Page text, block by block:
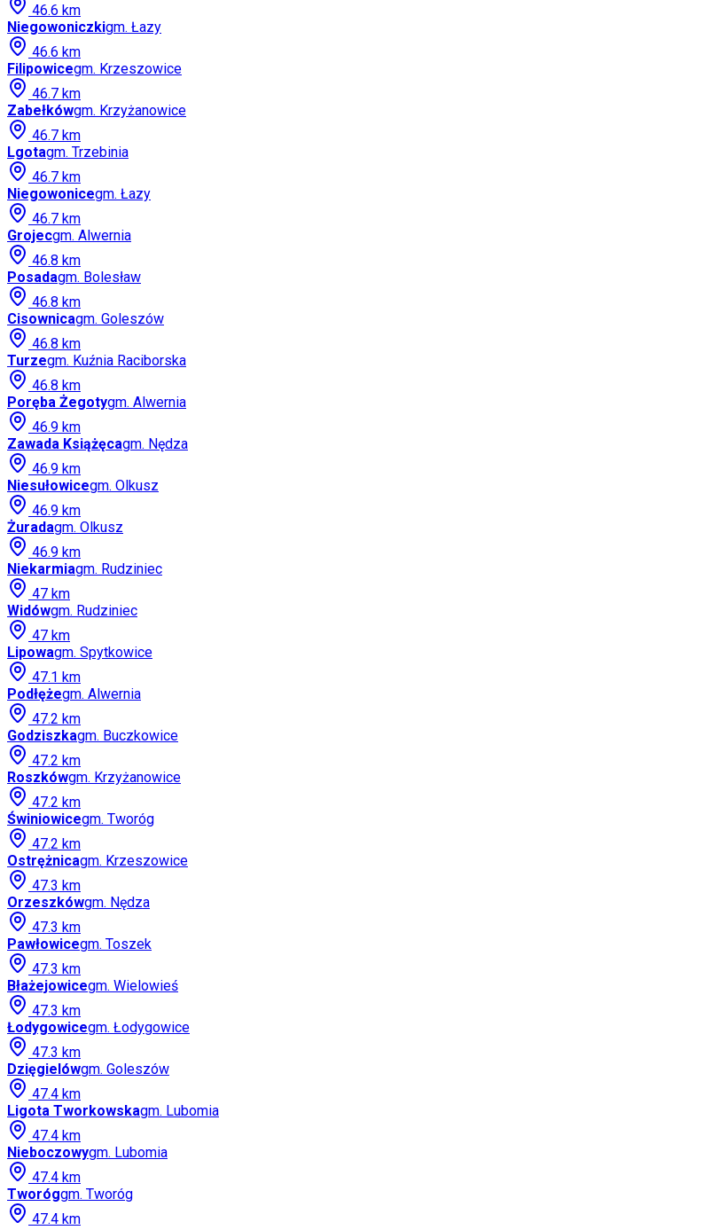
46.6 km
Niegowoniczkigm. Łazy
46.6 km
Filipowicegm. Krzeszowice
46.7 km
Zabełkówgm. Krzyżanowice
46.7 km
Lgotagm. Trzebinia
46.7 km
Niegowonicegm. Łazy
46.7 km
Grojecgm. Alwernia
46.8 km
Posadagm. Bolesław
46.8 km
Cisownicagm. Goleszów
46.8 km
Turzegm. Kuźnia Raciborska
46.8 km
Poręba Żegotygm. Alwernia
46.9 km
Zawada Książęcagm. Nędza
46.9 km
Niesułowicegm. Olkusz
46.9 km
Żuradagm. Olkusz
46.9 km
Niekarmiagm. Rudziniec
47 km
Widówgm. Rudziniec
47 km
Lipowagm. Spytkowice
47.1 km
Podłężegm. Alwernia
47.2 km
Godziszkagm. Buczkowice
47.2 km
Roszkówgm. Krzyżanowice
47.2 km
Świniowicegm. Tworóg
47.2 km
Ostrężnicagm. Krzeszowice
47.3 km
Orzeszkówgm. Nędza
47.3 km
Pawłowicegm. Toszek
47.3 km
Błażejowicegm. Wielowieś
47.3 km
Łodygowicegm. Łodygowice
47.3 km
Dzięgielówgm. Goleszów
47.4 km
Ligota Tworkowskagm. Lubomia
47.4 km
Nieboczowygm. Lubomia
47.4 km
Tworóggm. Tworóg
47.4 km